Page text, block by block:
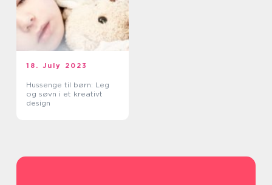
18. July 2023
Hussenge til børn: Leg
og søvn i et kreativt
design